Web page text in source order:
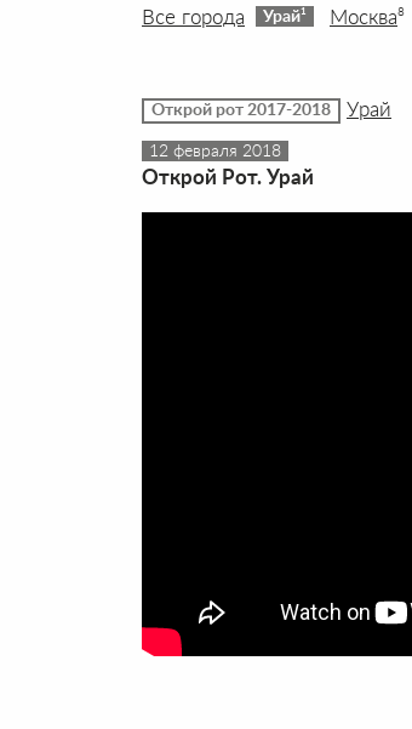
Все города Урай1 Москва8
Открой рот 2017-2018 Урай
12 февраля 2018
Открой Рот. Урай